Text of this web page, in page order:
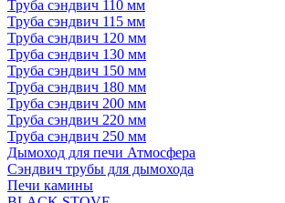
Труба сэндвич 110 мм
Труба сэндвич 115 мм
Труба сэндвич 120 мм
Труба сэндвич 130 мм
Труба сэндвич 150 мм
Труба сэндвич 180 мм
Труба сэндвич 200 мм
Труба сэндвич 220 мм
Труба сэндвич 250 мм
Дымоход для печи Атмосфера
Сэндвич трубы для дымохода
Печи камины